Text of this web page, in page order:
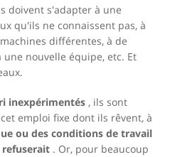
doivent s'adapter à une
qu'ils ne connaissent pas, à
différentes, à de
nouvelle équipe, etc. Et
inexpérimentés , ils sont
emploi fixe dont ils rêvent, à
ou des conditions de travail
refuserait . Or, pour beaucoup